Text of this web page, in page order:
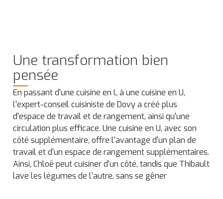
Une transformation bien
pensée
En passant d'une cuisine en L à une cuisine en U,
l'expert-conseil cuisiniste de Dovy a créé plus
d'espace de travail et de rangement, ainsi qu'une
circulation plus efficace. Une cuisine en U, avec son
côté supplémentaire, offre l'avantage d'un plan de
travail et d'un espace de rangement supplémentaires.
Ainsi, Chloë peut cuisiner d'un côté, tandis que Thibault
lave les légumes de l'autre, sans se gêner